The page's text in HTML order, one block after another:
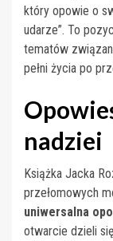
który opowie o
udarze”. To
tematów
pełni życia po
nadziei
Książka Jacka
przełomowych
uniwersalna
otwarcie dzieli